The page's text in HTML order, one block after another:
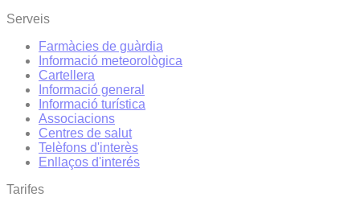
Serveis
Farmàcies de guàrdia
Informació meteorològica
Cartellera
Informació general
Informació turística
Associacions
Centres de salut
Telèfons d'interès
Enllaços d'interés
Tarifes